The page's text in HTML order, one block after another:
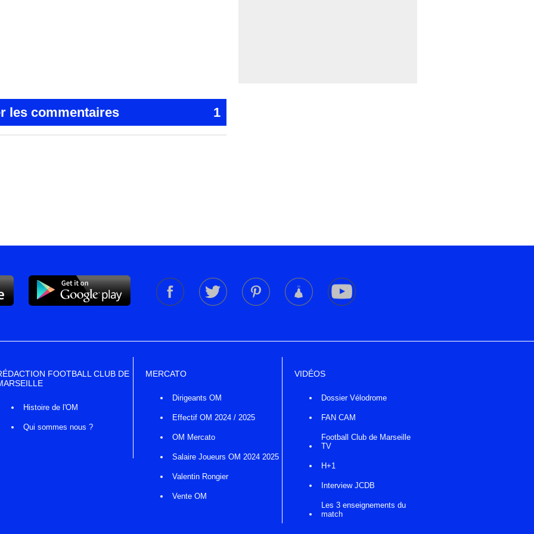
les commentaires 1
FOOTBALL CLUB DE
Histoire de l'OM
Qui sommes nous ?
MERCATO
Dirigeants OM
Effectif OM 2024 / 2025
OM Mercato
Salaire Joueurs OM 2024 2025
Valentin Rongier
Vente OM
VIDÉOS
Dossier Vélodrome
FAN CAM
Football Club de Marseille
TV
H+1
Interview JCDB
Les 3 enseignements du
match